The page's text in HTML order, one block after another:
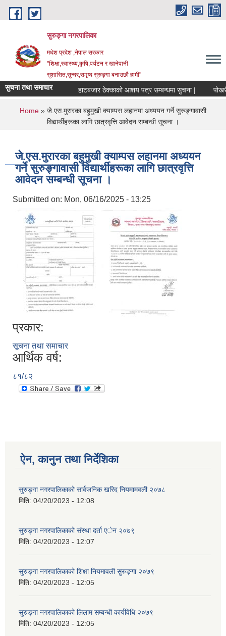
Skip to main content
सुरुङ्‍गा नगरपालिका
मधेश प्रदेश ,नेपाल सरकार
"शिक्षा,स्वास्थ्य,कृषि,पर्यटन र खानेपानी
सुशासित,सुन्दर,समृध्द सुरुङ्गा बनाउछौ हामी"
सुचना तथा समाचार हाटबजार ठेक्काको आशय पत्र सम्बन्धमा सुचना |
You are here
Home » जे.एस.मुरारका बहुमुखी क्याम्पस लहानमा अध्ययन गर्ने सुरुङ्गावासी
विद्यार्थीहरूका लागि छात्रवृत्ति आवेदन सम्बन्धी सूचना ।
जे.एस.मुरारका बहुमुखी क्याम्पस लहानमा अध्ययन
गर्ने सुरुङ्गावासी विद्यार्थीहरूका लागि छात्रवृत्ति
आवेदन सम्बन्धी सूचना ।
Submitted on: Mon, 06/16/2025 - 13:25
प्रकार:
सूचना तथा समाचार
आर्थिक वर्ष:
८१/८२
ऐन, कानुन तथा निर्देशिका
सुरुङ्गा नगरपालिकाको सार्वजनिक खरिद नियमामवली २०७८
मिति: 04/20/2023 - 12:08
सुरुङ्गा नगरपालिकाको संस्था दर्ता एेन २०७९
मिति: 04/20/2023 - 12:07
सुरुङ्गा नगरपालिकाको शिक्षा नियमावली सुरुङ्गा २०७९
मिति: 04/20/2023 - 12:05
सुरुङ्गा नगरपालिकाको लिलाम सम्बन्धी कार्यविधि २०७९
मिति: 04/20/2023 - 12:05